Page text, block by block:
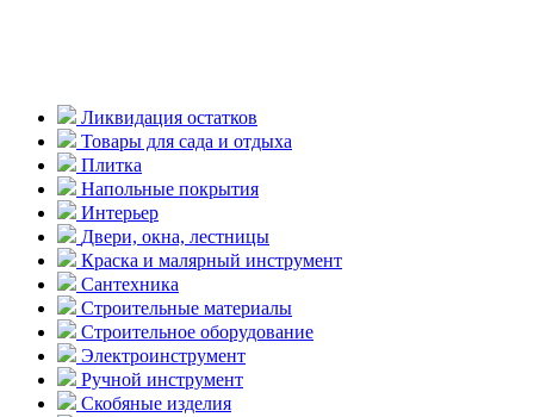
Ликвидация остатков
Товары для сада и отдыха
Плитка
Напольные покрытия
Интерьер
Двери, окна, лестницы
Краска и малярный инструмент
Сантехника
Строительные материалы
Строительное оборудование
Электроинструмент
Ручной инструмент
Скобяные изделия